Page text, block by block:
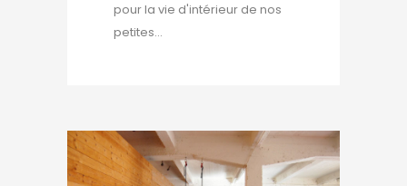
pour la vie d'intérieur de nos
petites...